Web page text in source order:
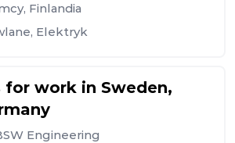
, Finlandia
, Elektryk
for work in Sweden,
Engineering